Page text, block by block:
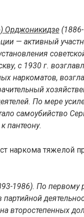
Орджоникидзе
— активный
с 1930 г.
наркоматов,
По мере
самоубийство
пантеону.
наркома тяжелой
1986). По первому
партийной
второстепенных